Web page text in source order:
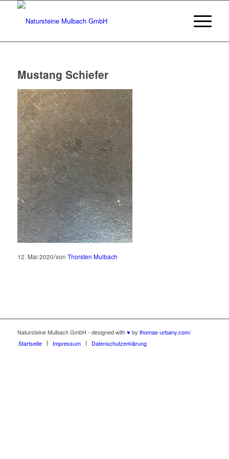
Mustang Schiefer
12. Mai 2020/von Thorsten Mulbach
Natursteine Mulbach GmbH - designed with♥ by thomas-urbany.com/
Startseite
Impressum Datenschutzerklärung